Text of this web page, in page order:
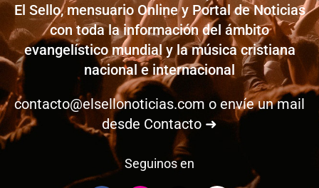
El Sello, mensuario Online y Portal de Noticias
con toda la información del ámbito
evangelístico mundial y la música cristiana
nacional e internacional
contacto@elsellonoticias.com o envíe un mail
desde Contacto ➜
Seguinos en